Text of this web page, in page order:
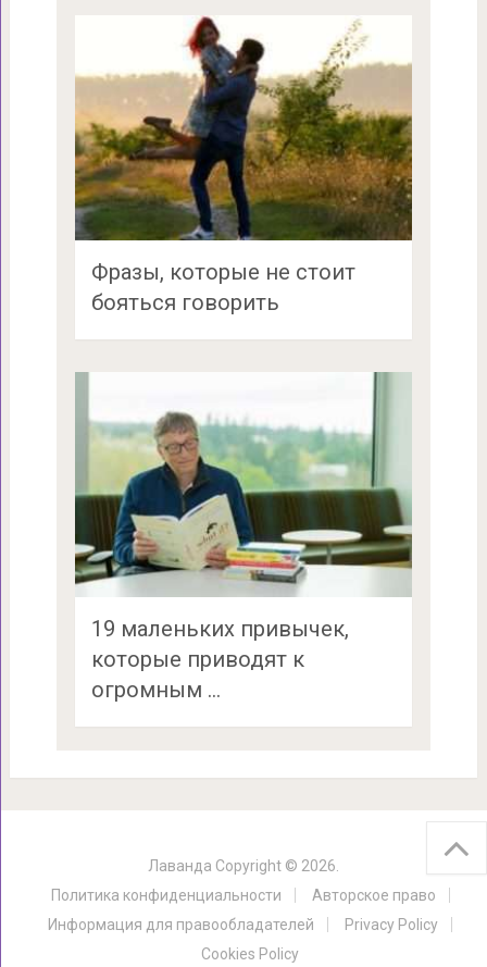
Фразы, которые не стоит
бояться говорить
19 маленьких привычек,
которые приводят к
огромным …
Лаванда Copyright © 2026.
Политика конфиденциальности
Авторское право
Информация для правообладателей
Privacy Policy
Cookies Policy